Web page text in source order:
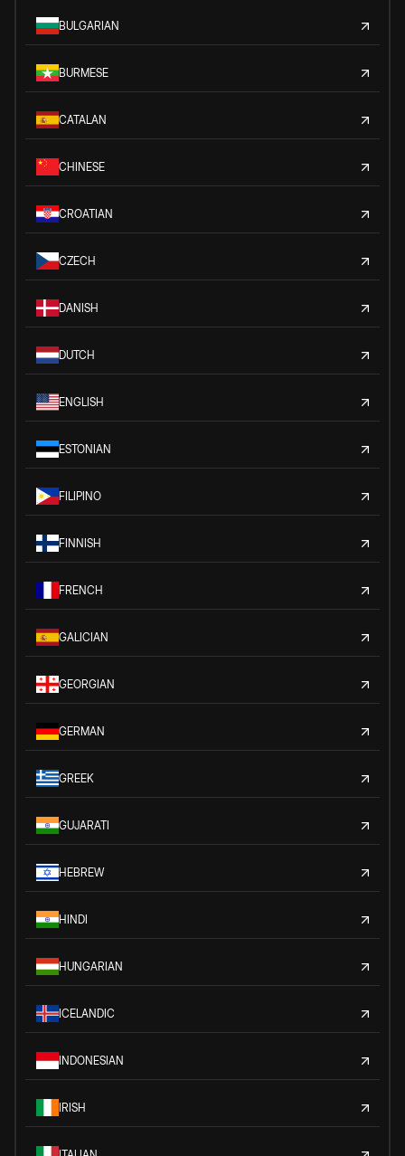
BULGARIAN
BURMESE
CATALAN
CHINESE
CROATIAN
CZECH
DANISH
DUTCH
ENGLISH
ESTONIAN
FILIPINO
FINNISH
FRENCH
GALICIAN
GEORGIAN
GERMAN
GREEK
GUJARATI
HEBREW
HINDI
HUNGARIAN
ICELANDIC
INDONESIAN
IRISH